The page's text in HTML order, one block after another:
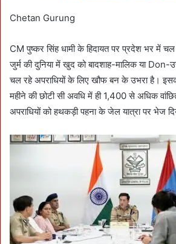
Chetan Gurung
CM पुष्कर सिंह धामी के हिदायत पर प्रदेश भर में
जुर्म की दुनिया में खुद को बादशाह-मालिक या Don-
चल रहे अपराधियों के लिए खौफ बन के उभरा है।
महीने की छोटी सी अवधि में ही 1,400 से अधिक
अपराधियों को हथकड़ी पहना के जेल यात्रा पर भेज